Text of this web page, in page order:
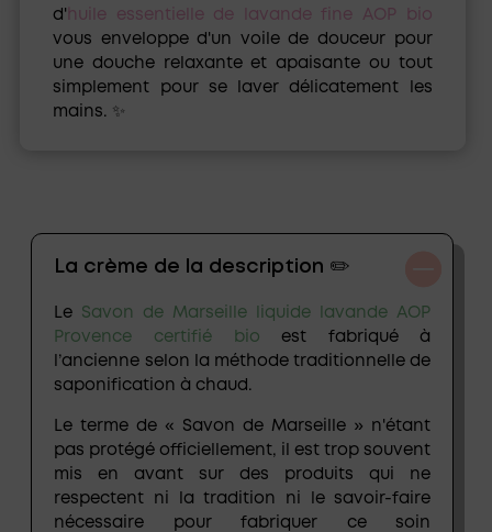
d' huile essentielle de lavande fine AOP bio
vous enveloppe d'un voile de douceur pour
une douche relaxante et apaisante ou tout
simplement pour se laver délicatement les
mains. ✨
La crème de la description ✏️
Le Savon de Marseille liquide lavande AOP
Provence certifié bio est fabriqué à
l’ancienne selon la méthode traditionnelle de
saponification à chaud .
Le terme de « Savon de Marseille »
n'étant
pas protégé officiellement, il est trop souvent
mis en avant sur des produits qui ne
respectent ni la tradition ni le savoir-faire
nécessaire pour fabriquer ce soin